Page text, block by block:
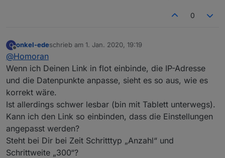
0
O
Offline
onkel-edeschrieb am 1. Jan. 2020, 19:19
zuletzt editiert von
@Homoran
Wenn ich Deinen Link in flot einbinde, die IP-Adresse
und die Datenpunkte anpasse, sieht es so aus, wie es
korrekt wäre.
Ist allerdings schwer lesbar (bin mit Tablett unterwegs).
Kann ich den Link so einbinden, dass die Einstellungen
angepasst werden?
Steht bei Dir bei Zeit Schritttyp „Anzahl“ und
Schrittweite „300“?